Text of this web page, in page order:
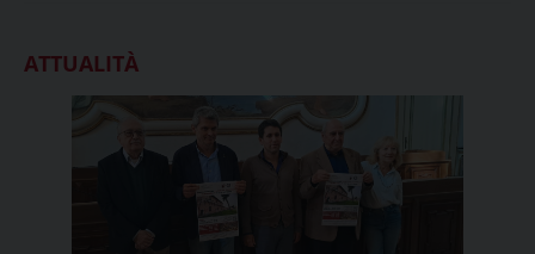
ATTUALITÀ